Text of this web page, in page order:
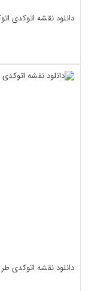
دانلود نقشه اتوکدی
دانلود نقشه اتوکدی طرح